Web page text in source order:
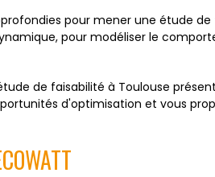
pour mener une étude de
pour modéliser le
de faisabilité à Toulouse
d'optimisation et vous